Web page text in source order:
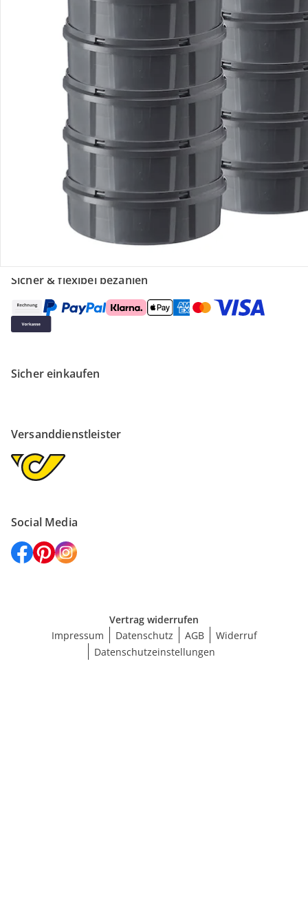
Retoure & Reklamation
Gutscheine & Aktionen
Kontakt & Service
Filialen & Beratung
Über uns
Sicher & flexibel bezahlen
Sicher einkaufen
Versanddienstleister
Social Media
Vertrag widerrufen
Impressum
Datenschutz AGB
Widerruf
Datenschutzeinstellungen